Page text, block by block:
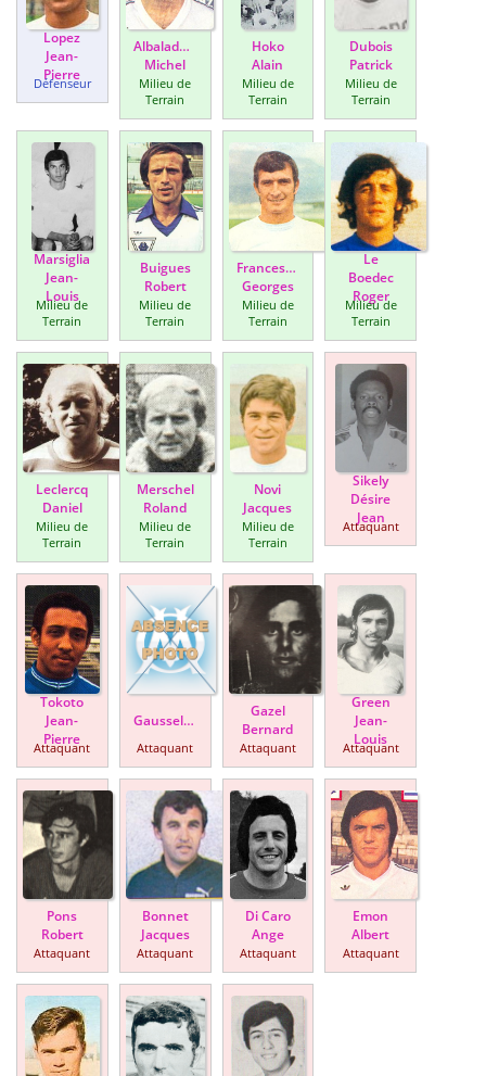
Lopez
Jean-
Pierre
Défenseur
Albaladejo
Michel
Milieu de
Terrain
Hoko
Alain
Milieu de
Terrain
Dubois
Patrick
Milieu de
Terrain
Marsiglia
Jean-
Louis
Milieu de
Terrain
Buigues
Robert
Milieu de
Terrain
Franceschetti
Georges
Milieu de
Terrain
Le
Boedec
Roger
Milieu de
Terrain
Leclercq
Daniel
Milieu de
Terrain
Merschel
Roland
Milieu de
Terrain
Novi
Jacques
Milieu de
Terrain
Sikely
Désire
Jean
Attaquant
Tokoto
Jean-
Pierre
Attaquant
Gausselan
Attaquant
Gazel
Bernard
Attaquant
Green
Jean-
Louis
Attaquant
Pons
Robert
Attaquant
Bonnet
Jacques
Attaquant
Di Caro
Ange
Attaquant
Emon
Albert
Attaquant